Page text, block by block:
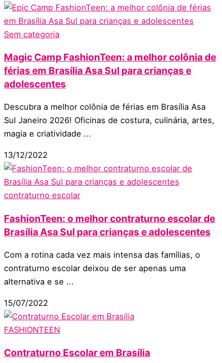
Sem categoria
Magic Camp FashionTeen: a melhor colônia de
férias em Brasília Asa Sul para crianças e
adolescentes
Descubra a melhor colônia de férias em Brasília Asa
Sul Janeiro 2026! Oficinas de costura, culinária, artes,
magia e criatividade ...
13/12/2022
contraturno escolar
FashionTeen: o melhor contraturno escolar de
Brasília Asa Sul para crianças e adolescentes
Com a rotina cada vez mais intensa das famílias, o
contraturno escolar deixou de ser apenas uma
alternativa e se ...
15/07/2022
FASHIONTEEN
Contraturno Escolar em Brasília